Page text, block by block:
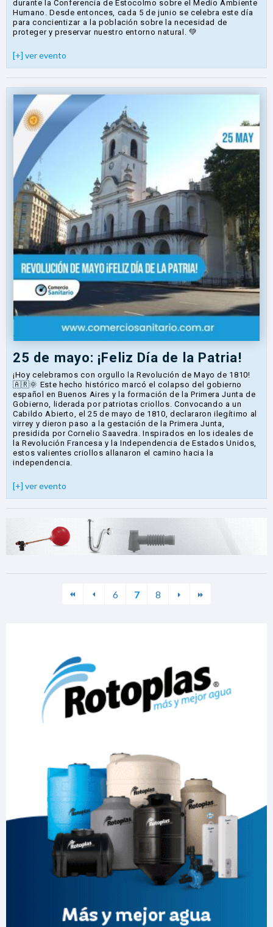
durante la Conferencia de Estocolmo sobre el Medio Ambiente
Humano. Desde entonces, cada 5 de junio se celebra este día
para concientizar a la población sobre la necesidad de
proteger y preservar nuestro entorno natural. 💚
[+] ver evento
25 de mayo: ¡Feliz Día de la Patria!
¡Hoy celebramos con orgullo la Revolución de Mayo de 1810!
🇦🇷🌞 Este hecho histórico marcó el colapso del gobierno
español en Buenos Aires y la formación de la Primera Junta de
Gobierno, liderada por patriotas criollos. Convocando a un
Cabildo Abierto, el 25 de mayo de 1810, declararon ilegítimo al
virrey y dieron paso a la gestación de la Primera Junta,
presidida por Cornelio Saavedra. Inspirados en los ideales de
la Revolución Francesa y la Independencia de Estados Unidos,
estos valientes criollos allanaron el camino hacia la
independencia.
[+] ver evento
6 7 8